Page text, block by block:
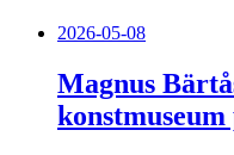
2026-05-08
Magnus
konstmuseum